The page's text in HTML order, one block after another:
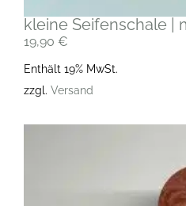
kleine Seifenschale |
19,90 €
Enthält 19% MwSt.
zzgl. Versand